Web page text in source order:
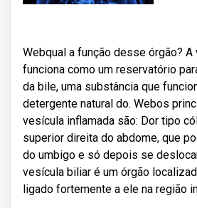
Webqual a função desse órgão?
funciona como um reservatório
da bile, uma substância que
detergente natural do. Webos
vesícula inflamada são: Dor tipo
superior direita do abdome, que
do umbigo e só depois se
vesícula biliar é um órgão
ligado fortemente a ele na região